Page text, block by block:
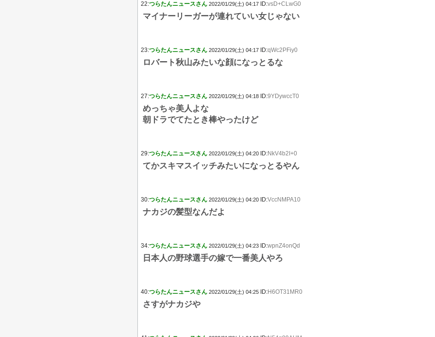
22:つらたんニュースさん 2022/01/29(土) 04:17 ID:vsD+CLwG0
マイナーリーガーが連れていい女じゃない
23:つらたんニュースさん 2022/01/29(土) 04:17 ID:qWc2PFiy0
ロバート秋山みたいな顔になっとるな
27:つらたんニュースさん 2022/01/29(土) 04:18 ID:9YDywccT0
めっちゃ美人よな
朝ドラでてたとき棒やったけど
29:つらたんニュースさん 2022/01/29(土) 04:20 ID:NkV4b2I+0
てかスキマスイッチみたいになっとるやん
30:つらたんニュースさん 2022/01/29(土) 04:20 ID:VccNMPA10
ナカジの髪型なんだよ
34:つらたんニュースさん 2022/01/29(土) 04:23 ID:wpnZ4onQd
日本人の野球選手の嫁で一番美人やろ
40:つらたんニュースさん 2022/01/29(土) 04:25 ID:H6OT31MR0
さすがナカジや